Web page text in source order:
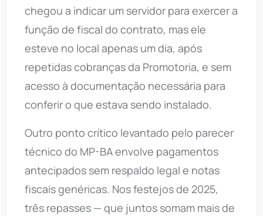
chegou a indicar um servidor para exercer a
função de fiscal do contrato, mas ele
esteve no local apenas um dia, após
repetidas cobranças da Promotoria, e sem
acesso à documentação necessária para
conferir o que estava sendo instalado.
Outro ponto crítico levantado pelo parecer
técnico do MP-BA envolve pagamentos
antecipados sem respaldo legal e notas
fiscais genéricas. Nos festejos de 2025,
três repasses — que juntos somam mais de